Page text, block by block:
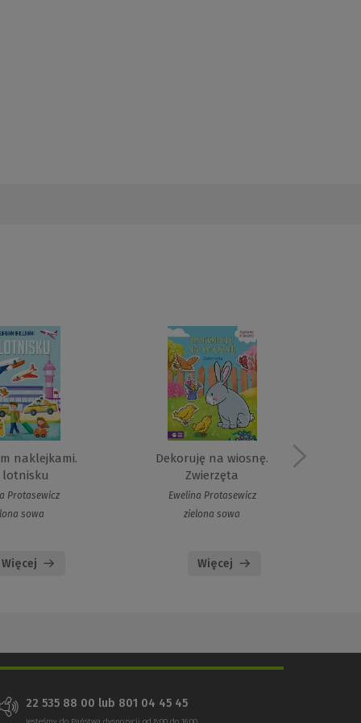
naklejkami.
lotnisku
Protasewicz
sowa
Więcej
Dekoruję na wiosnę.
Zwierzęta
Ewelina Protasewicz
zielona sowa
Więcej
22 535 88 00 lub 801 04 45 45